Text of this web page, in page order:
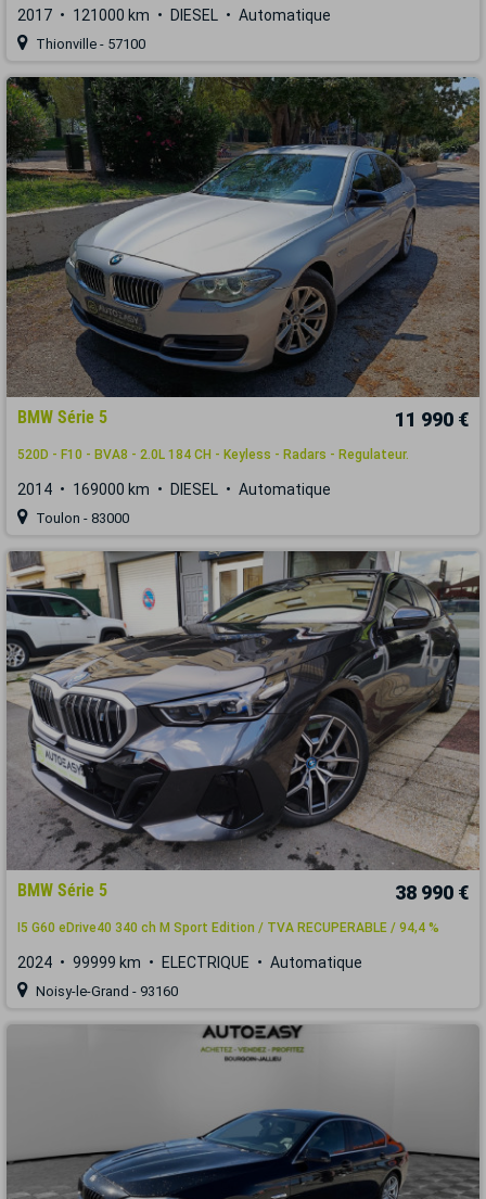
2017 121000 km DIESEL Automatique
Thionville - 57100
BMW Série 5 11 990 €
520D - F10 - BVA8 - 2.0L 184 CH - Keyless - Radars - Regulateur.
2014 169000 km DIESEL Automatique
Toulon - 83000
BMW Série 5 38 990 €
I5 G60 eDrive40 340 ch M Sport Edition / TVA RECUPERABLE / 94,4 %
2024 99999 km ELECTRIQUE Automatique
Noisy-le-Grand - 93160